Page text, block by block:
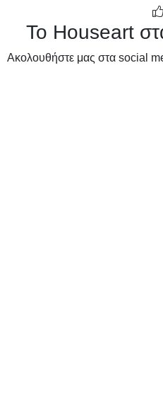
Το Houseart
Ακολουθήστε μας στα social